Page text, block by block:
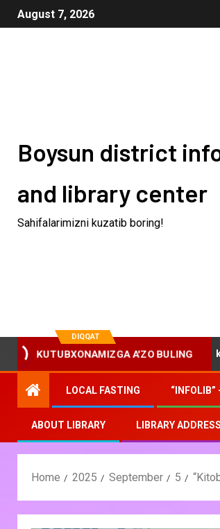
August 7, 2026
Boysun district
and library center
Sahifalarimizni kuzatib boring!
DIQQAT
KUTUBXONAMIZGA A'ZO BULING
“Yosh oilalarda kitobxonlikni
LOCAL FASTING
ABOUT LIBRARY LIBRARY ADDRESS
Home 2025 September 5